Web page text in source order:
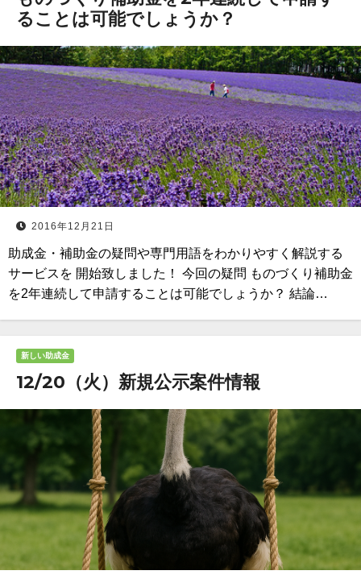
ることは可能でしょうか？
2016年12月21日
助成金・補助金の疑問や専門用語をわかりやすく解説する
サービスを 開始致しました！ 今回の疑問 ものづくり補助金
を2年連続して申請することは可能でしょうか？ 結論…
新しい助成金
12/20（火）新規公示案件情報